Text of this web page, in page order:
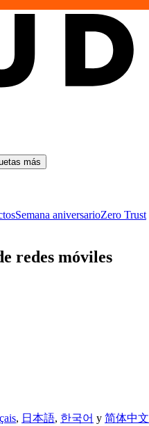
más
Semana aniversarioZero Trust
redes móviles
, 日本語, 한국어 y 简体中文